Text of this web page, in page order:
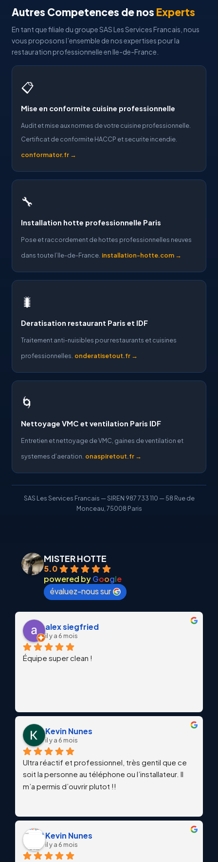
Autres Competences de nos Experts
En tant que filiale du groupe SAS Les Services Francais, nous
vous proposons l’ensemble de nos expertises pour la
restauration professionnelle en Ile-de-France.
📋
Mise en conformite cuisine professionnelle
Audit et mise aux normes de votre cuisine professionnelle.
Certificat de conformite HACCP et securite incendie.
conformator.fr →
🔧
Installation hotte professionnelle Paris
Pose et raccordement de hottes professionnelles neuves
dans toute l’Ile-de-France. installation-hotte.com →
🐛
Deratisation restaurant Paris et IDF
Traitement anti-nuisibles pour restaurants et cuisines
professionnelles. onderatisetout.fr →
🌀
Nettoyage VMC et ventilation Paris IDF
Entretien et nettoyage de VMC, gaines de ventilation et
systemes d’aeration. onaspiretout.fr →
SAS Les Services Francais — SIREN 987 733 110 — 58 Rue de
Monceau, 75008 Paris
MISTER HOTTE
5.0
powered byGoogle
évaluez-nous sur
alex siegfried
il y a 6 mois
Équipe super clean !
Kevin Nunes
il y a 6 mois
Ultra réactif et professionnel, très gentil que ce
soit la personne au téléphone ou l’installateur. Il
m’a permis d’ouvrir plutot !!
Kevin Nunes
il y a 6 mois